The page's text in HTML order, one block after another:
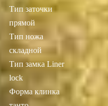
Тип заточки
прямой
Тип ножа
складной
Тип замка Liner
lock
Форма клинка